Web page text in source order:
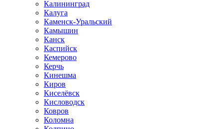
Калининград
Калуга
Каменск-Уральский
Камышин
Канск
Каспийск
Кемерово
Керчь
Кинешма
Киров
Киселёвск
Кисловодск
Ковров
Коломна